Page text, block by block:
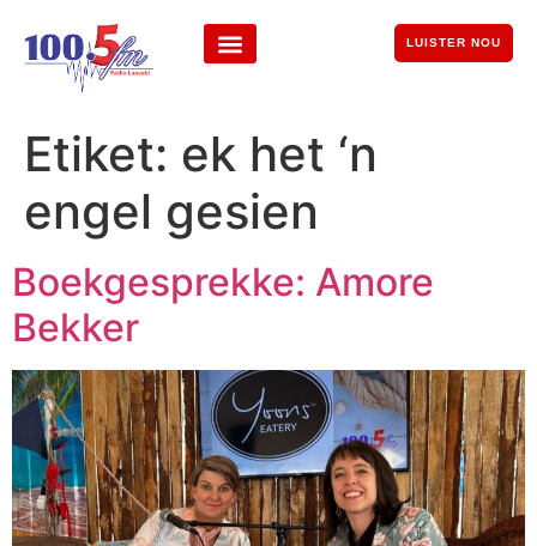
LUISTER NOU
Etiket: ek het ‘n
engel gesien
Boekgesprekke: Amore
Bekker